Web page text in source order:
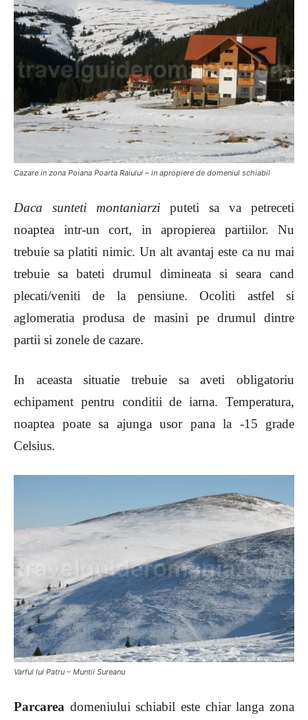
Cazare in zona Poiana Poarta Raiului – in apropiere de domeniul schiabil
Daca sunteti montaniarzi puteti sa va petreceti
noaptea intr-un cort, in apropierea partiilor. Nu
trebuie sa platiti nimic. Un alt avantaj este ca nu mai
trebuie sa bateti drumul dimineata si seara cand
plecati/veniti de la pensiune. Ocoliti astfel si
aglomeratia produsa de masini pe drumul dintre
partii si zonele de cazare.
In aceasta situatie trebuie sa aveti obligatoriu
echipament pentru conditii de iarna. Temperatura,
noaptea poate sa ajunga usor pana la -15 grade
Celsius.
Varful lui Patru – Muntii Sureanu
Parcarea domeniului schiabil este chiar langa zona